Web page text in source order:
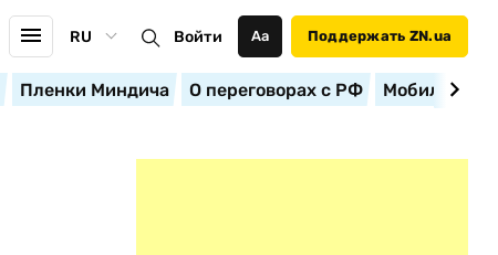
RU Войти Аа Поддержать ZN.ua
Пленки Миндича О переговорах с РФ